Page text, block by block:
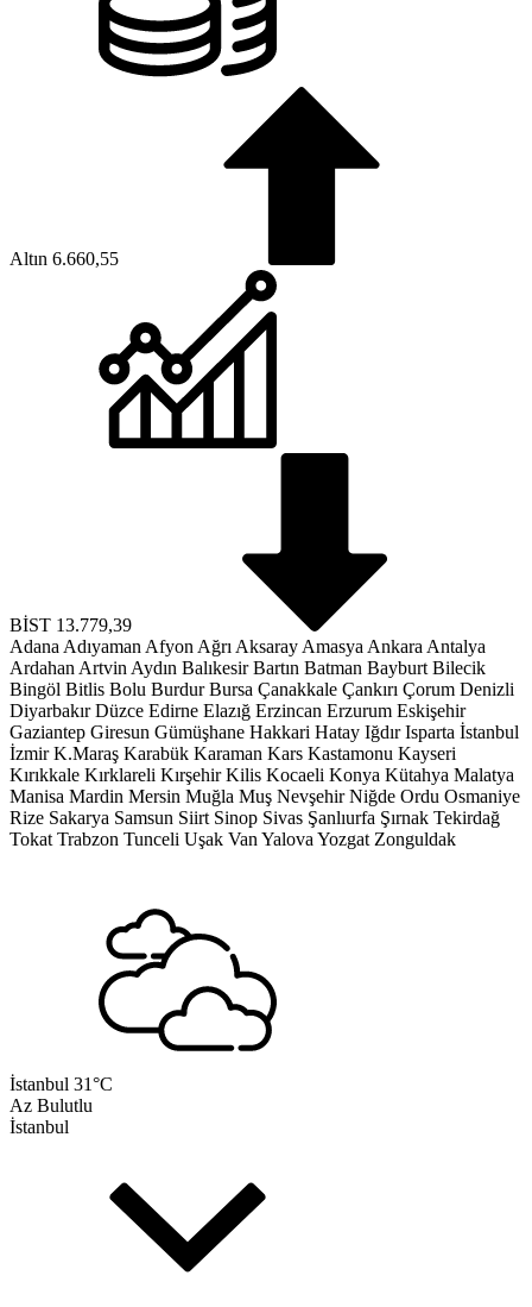
Altın 6.660,55
BİST 13.779,39
Adana Adıyaman Afyon Ağrı Aksaray Amasya Ankara Antalya
Ardahan Artvin Aydın Balıkesir Bartın Batman Bayburt Bilecik
Bingöl Bitlis Bolu Burdur Bursa Çanakkale Çankırı Çorum Denizli
Diyarbakır Düzce Edirne Elazığ Erzincan Erzurum Eskişehir
Gaziantep Giresun Gümüşhane Hakkari Hatay Iğdır Isparta İstanbul
İzmir K.Maraş Karabük Karaman Kars Kastamonu Kayseri
Kırıkkale Kırklareli Kırşehir Kilis Kocaeli Konya Kütahya Malatya
Manisa Mardin Mersin Muğla Muş Nevşehir Niğde Ordu Osmaniye
Rize Sakarya Samsun Siirt Sinop Sivas Şanlıurfa Şırnak Tekirdağ
Tokat Trabzon Tunceli Uşak Van Yalova Yozgat Zonguldak
İstanbul 31°C
Az Bulutlu
İstanbul